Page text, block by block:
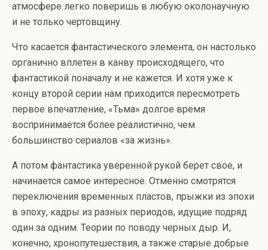
атмосфере легко поверишь в любую околонаучную
и не только чертовщину.
Что касается фантастического элемента, он настолько
органично вплетен в канву происходящего, что
фантастикой поначалу и не кажется. И хотя уже к
концу второй серии нам приходится пересмотреть
первое впечатление, «Тьма» долгое время
воспринимается более реалистично, чем
большинство сериалов «за жизнь».
А потом фантастика уверенной рукой берет свое, и
начинается самое интересное. Отменно смотрятся
переключения временных пластов, прыжки из эпохи
в эпоху, кадры из разных периодов, идущие подряд
один за одним. Теории по поводу черных дыр. И,
конечно, хронопутешествия, а также старые добрые